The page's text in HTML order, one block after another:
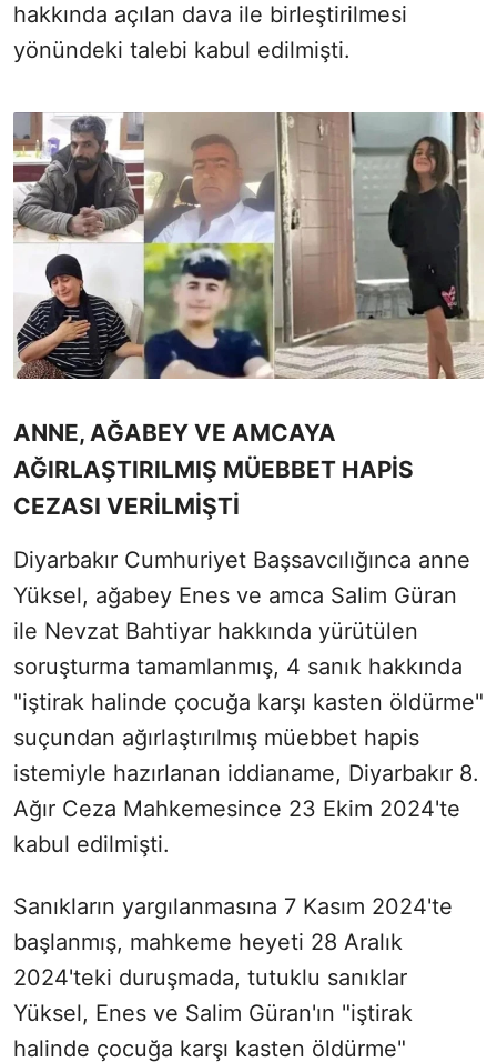
hakkında açılan dava ile birleştirilmesi
yönündeki talebi kabul edilmişti.
ANNE, AĞABEY VE AMCAYA
AĞIRLAŞTIRILMIŞ MÜEBBET HAPİS
CEZASI VERİLMİŞTİ
Diyarbakır Cumhuriyet Başsavcılığınca anne
Yüksel, ağabey Enes ve amca Salim Güran
ile Nevzat Bahtiyar hakkında yürütülen
soruşturma tamamlanmış, 4 sanık hakkında
"iştirak halinde çocuğa karşı kasten öldürme"
suçundan ağırlaştırılmış müebbet hapis
istemiyle hazırlanan iddianame, Diyarbakır 8.
Ağır Ceza Mahkemesince 23 Ekim 2024'te
kabul edilmişti.
Sanıkların yargılanmasına 7 Kasım 2024'te
başlanmış, mahkeme heyeti 28 Aralık
2024'teki duruşmada, tutuklu sanıklar
Yüksel, Enes ve Salim Güran'ın "iştirak
halinde çocuğa karşı kasten öldürme"